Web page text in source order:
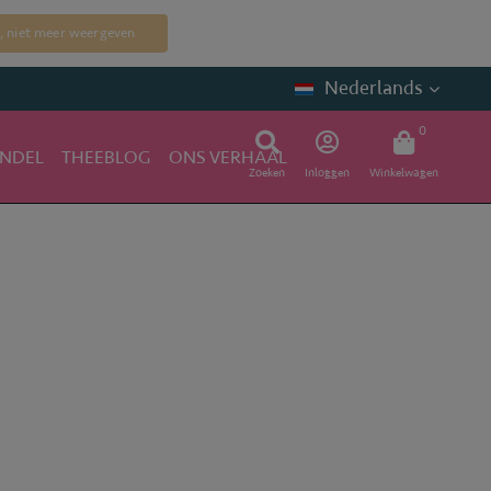
niet meer weergeven
THEEBLOG ONS VERHAAL
Zoeken Inloggen Winkelwagen
0
Nederlands